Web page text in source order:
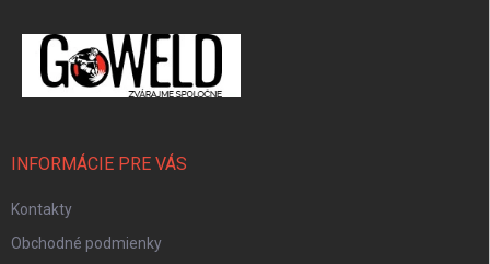
INFORMÁCIE PRE VÁS
Kontakty
Obchodné podmienky